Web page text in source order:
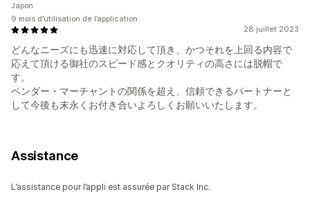
28 juillet 2023
どんなニーズにも迅速に対応して頂き、かつそれを上回る内容で
応えて頂ける御社のスピード感とクオリティの高さには脱帽で
す。
ベンダー・マーチャントの関係を超え、信頼できるパートナーと
して今後も末永くお付き合いよろしくお願いいたします。
Japon
9 mois d’utilisation de l’application
Assistance
L’assistance pour l’appli est assurée par Stack Inc.